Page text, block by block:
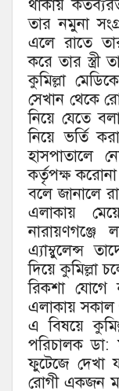
থাকায়
তার নমুনা
এলে রাতে
করে তার স্ত্রী
কুমিল্লা
সেখান থেকে
নিয়ে যেতে
নিয়ে ভর্তি
হাসপাতালে
কর্তৃপক্ষ
বলে জানালে
এলাকায়
নারায়ণগঞ্জে
এ্যাম্বুলেন্স
দিয়ে কুমিল্লা
রিকশা যোগে
এলাকায় সকাল
এ বিষয়ে
পরিচালক ডা:
ফুটেজে দেখা
রোগী একজন